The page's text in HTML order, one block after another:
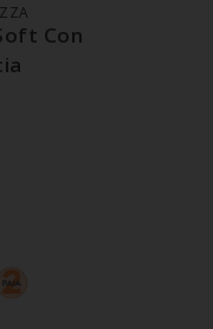
Con